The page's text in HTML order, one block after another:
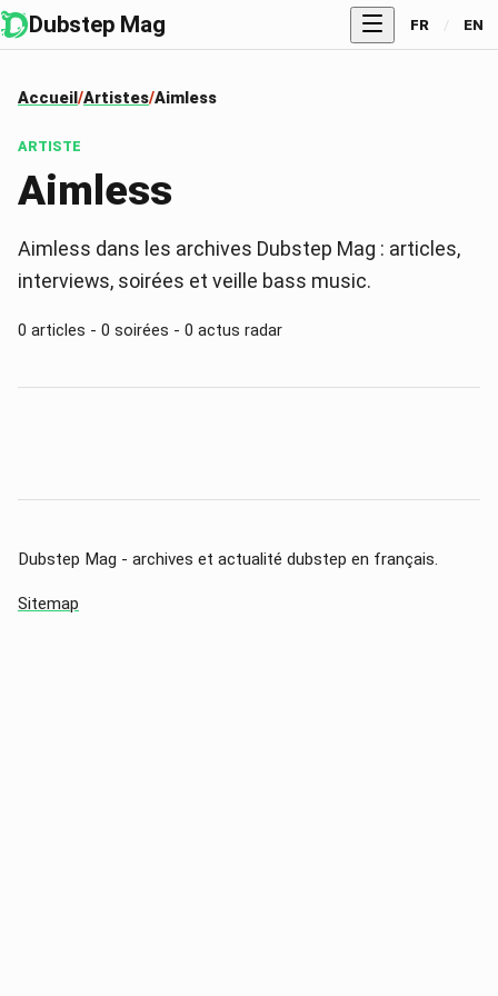
Dubstep Mag FR / EN
Accueil Artistes Aimless
ARTISTE
Aimless
Aimless dans les archives Dubstep Mag : articles,
interviews, soirées et veille bass music.
0 articles - 0 soirées - 0 actus radar
Dubstep Mag - archives et actualité dubstep en français.
Sitemap